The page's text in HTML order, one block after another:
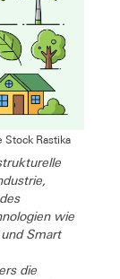
Rastika
wie
Smart
die